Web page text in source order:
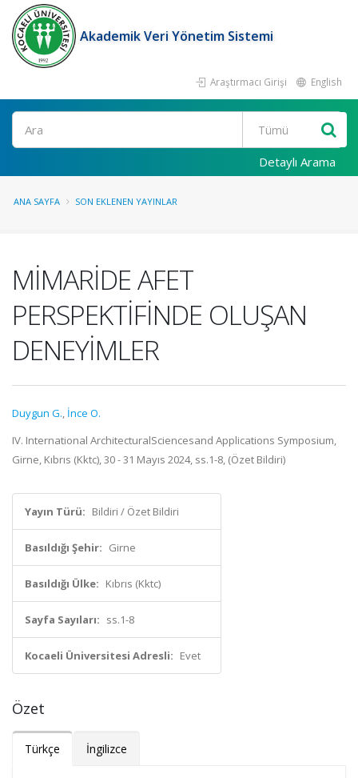
Akademik Veri Yönetim Sistemi
Araştırmacı Girişi English
Ara
Detaylı Arama
ANA SAYFA SON EKLENEN YAYINLAR
MİMARİDE AFET
PERSPEKTİFİNDE OLUŞAN
DENEYİMLER
Duygun G., İnce O.
IV. International ArchitecturalSciencesand Applications Symposium,
Girne, Kıbrıs (Kktc), 30 - 31 Mayıs 2024, ss.1-8, (Özet Bildiri)
Yayın Türü: Bildiri / Özet Bildiri
Basıldığı Şehir: Girne
Basıldığı Ülke: Kıbrıs (Kktc)
Sayfa Sayıları: ss.1-8
Kocaeli Üniversitesi Adresli: Evet
Özet
Türkçe İngilizce